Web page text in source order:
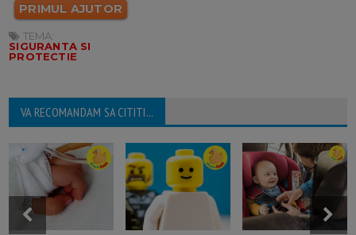
PRIMUL AJUTOR
TEMA:
SIGURANTA SI
PROTECTIE
VA RECOMANDAM SA CITITI...